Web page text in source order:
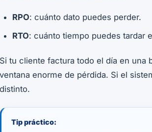
RPO: cuánto dato puedes perder.
RTO: cuánto tiempo puedes tardar
Si tu cliente factura todo el día en una
ventana enorme de pérdida. Si el
distinto.
Tip práctico: